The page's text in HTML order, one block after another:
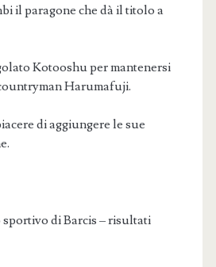
il paragone che dà il titolo a
Kotooshu per mantenersi
Harumafuji.
di aggiungere le sue
sportivo di Barcis – risultati